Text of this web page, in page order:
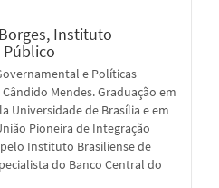
Instituto
e Políticas
Mendes. Graduação em
Universidade de Brasília e em
Pioneira de Integração
Instituto Brasiliense de
do Banco Central do